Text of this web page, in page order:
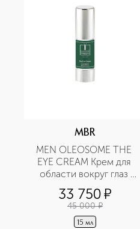
MBR
MEN OLEOSOME THE
EYE CREAM Крем для
области вокруг глаз
разглаживающий
33 750¤
45 000 ¤
15 мл